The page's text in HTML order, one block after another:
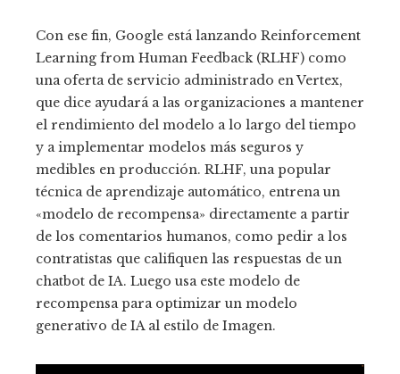
Con ese fin, Google está lanzando Reinforcement
Learning from Human Feedback (RLHF) como
una oferta de servicio administrado en Vertex,
que dice ayudará a las organizaciones a mantener
el rendimiento del modelo a lo largo del tiempo
y a implementar modelos más seguros y
medibles en producción. RLHF, una popular
técnica de aprendizaje automático, entrena un
«modelo de recompensa» directamente a partir
de los comentarios humanos, como pedir a los
contratistas que califiquen las respuestas de un
chatbot de IA. Luego usa este modelo de
recompensa para optimizar un modelo
generativo de IA al estilo de Imagen.